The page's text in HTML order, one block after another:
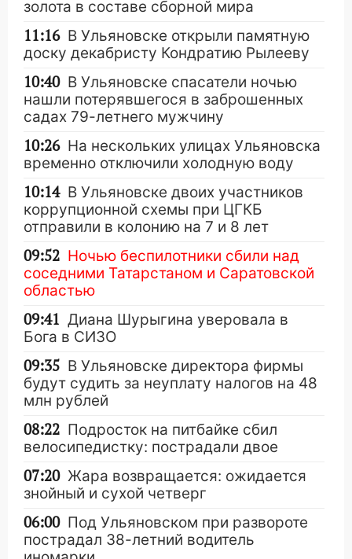
золота в составе сборной мира
11:16 В Ульяновске открыли памятную
доску декабристу Кондратию Рылееву
10:40 В Ульяновске спасатели ночью
нашли потерявшегося в заброшенных
садах 79-летнего мужчину
10:26 На нескольких улицах Ульяновска
временно отключили холодную воду
10:14 В Ульяновске двоих участников
коррупционной схемы при ЦГКБ
отправили в колонию на 7 и 8 лет
09:52 Ночью беспилотники сбили над
соседними Татарстаном и Саратовской
областью
09:41 Диана Шурыгина уверовала в
Бога в СИЗО
09:35 В Ульяновске директора фирмы
будут судить за неуплату налогов на 48
млн рублей
08:22 Подросток на питбайке сбил
велосипедистку: пострадали двое
07:20 Жара возвращается: ожидается
знойный и сухой четверг
06:00 Под Ульяновском при развороте
пострадал 38-летний водитель